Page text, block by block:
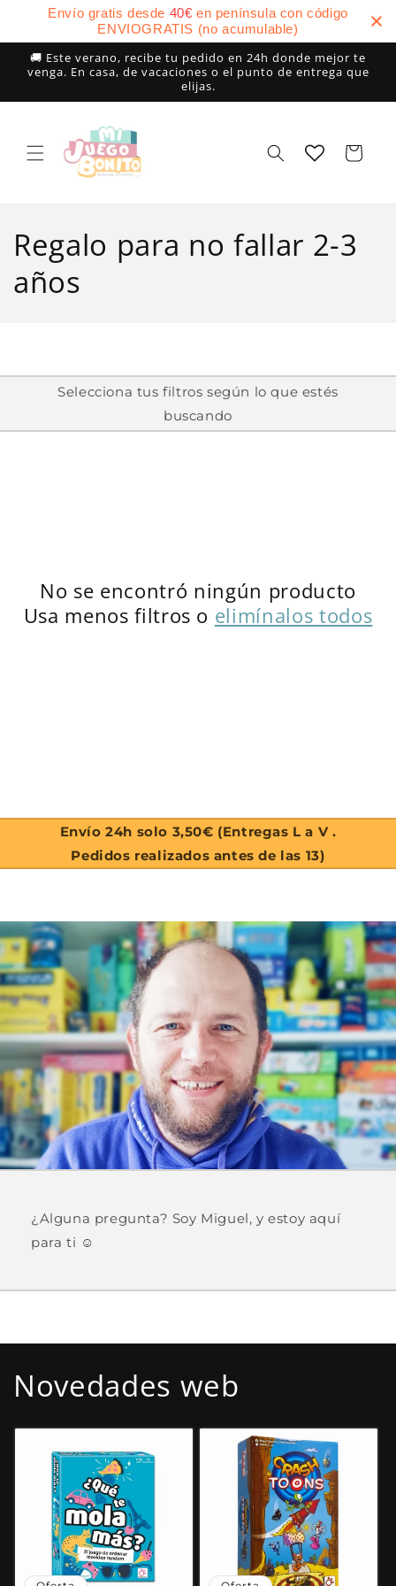
Envío gratis desde 40€ en península con código
ENVIOGRATIS (no acumulable)
directamente
🚚 Este verano, recibe tu pedido en 24h donde mejor te
venga. En casa, de vacaciones o el punto de entrega que
elijas.
Carrito
C
o
c
Regalo para no fallar 2-3
años
Selecciona tus filtros según lo que estés
buscando
No se encontró ningún producto
Usa menos filtros o elimínalos todos
Envío 24h solo 3,50€ (Entregas L a V .
Pedidos realizados antes de las 13)
¿Alguna pregunta? Soy Miguel, y estoy aquí
para ti ☺️
Novedades web